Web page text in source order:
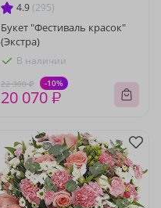
4.9 (295)
Букет "Фестиваль красок"
(Экстра)
В наличии
22 300 ₽ -10%
20 070 ₽